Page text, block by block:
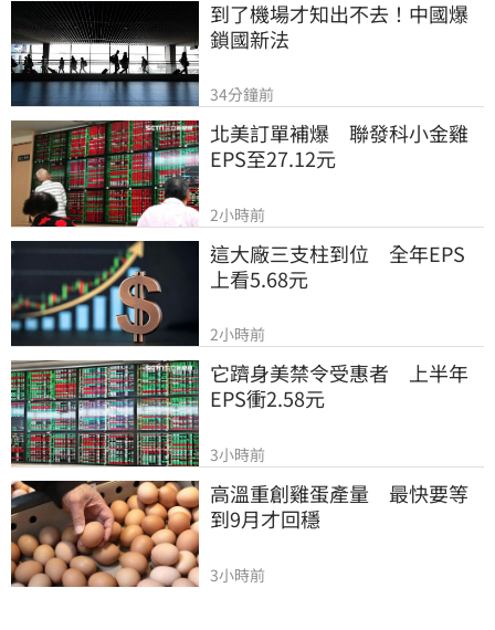
到了機場才知出不去！中國爆
鎖國新法
34分鐘前
北美訂單補爆　聯發科小金雞
EPS至27.12元
2小時前
這大廠三支柱到位　全年EPS
上看5.68元
2小時前
它躋身美禁令受惠者　上半年
EPS衝2.58元
3小時前
高溫重創雞蛋產量　最快要等
到9月才回穩
3小時前